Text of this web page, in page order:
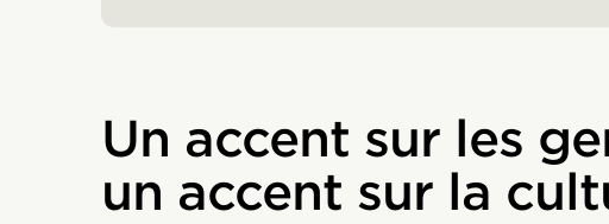
Un accent sur les
un accent sur la